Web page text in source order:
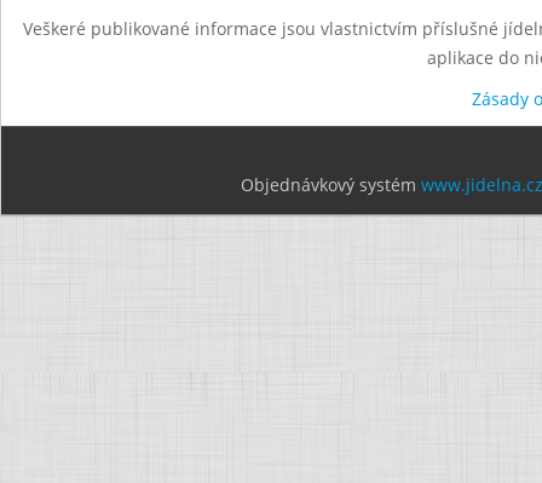
Veškeré publikované informace jsou vlastnictvím příslušné
aplikace do
Zásady
Objednávkový systém www.jidelna.cz